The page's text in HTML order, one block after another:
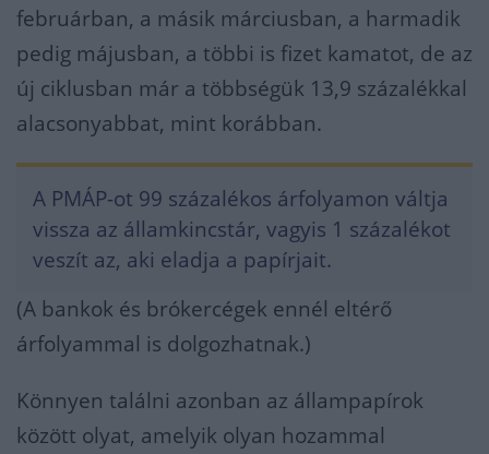
februárban, a másik márciusban, a harmadik
pedig májusban, a többi is fizet kamatot, de az
új ciklusban már a többségük 13,9 százalékkal
alacsonyabbat, mint korábban.
A PMÁP-ot 99 százalékos árfolyamon váltja
vissza az államkincstár, vagyis 1 százalékot
veszít az, aki eladja a papírjait.
(A bankok és brókercégek ennél eltérő
árfolyammal is dolgozhatnak.)
Könnyen találni azonban az állampapírok
között olyat, amelyik olyan hozammal